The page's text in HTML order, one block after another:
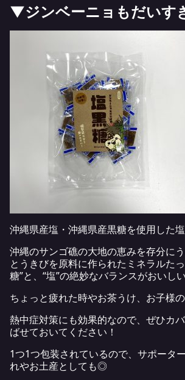
▼ジンベーニョもだいす
沖縄県産塩・沖縄県産黒糖を使用した塩
沖縄のサンゴ礁の大地の恵みを存分に
とうきびを原料に作られたミネラルた
糖”と、“塩”の絶妙なバランスがおいし
ちょっと疲れた時やお茶うけ、お子様の
熱中症対策にも効果的なので、ぜひカ
ばせておいてください！
1つ1つ包装されているので、サポータ
れやお土産としても◎